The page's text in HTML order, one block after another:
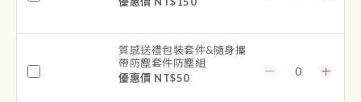
質感送禮包裝套件&隨身攜
帶防塵套件防塵組
優惠價 NT$50